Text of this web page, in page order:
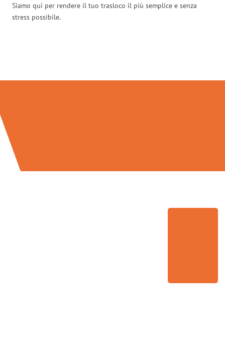
Siamo qui per rendere il tuo trasloco il più semplice e senza
stress possibile.